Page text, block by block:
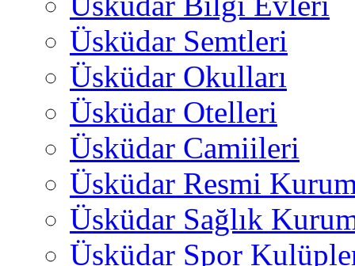
Üsküdar Semtleri
Üsküdar Okulları
Üsküdar Otelleri
Üsküdar Camiileri
Üsküdar Resmi
Üsküdar Sağlık
Üsküdar Spor